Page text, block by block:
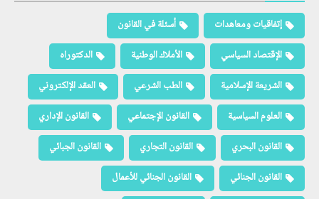
إتفاقيات ومعاهدات
أسئلة في القانون
الإقتصاد السياسي
الأملاك الوطنية
الدكتوراه
الشريعة الإسلامية
الطب الشرعي
العقد الإلكتروني
العلوم السياسية
القانون الإجتماعي
القانون الإداري
القانون البحري
القانون التجاري
القانون الجبائي
القانون الجنائي
القانون الجنائي للأعمال